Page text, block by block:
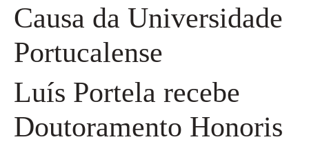
Causa da Universidade
Portucalense
Luís Portela recebe
Doutoramento Honoris